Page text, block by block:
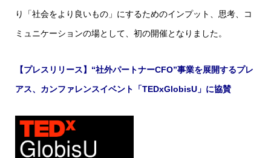
り「社会をより良いもの」にするためのインプット、思考、コ
ミュニケーションの場として、初の開催となりました。
【プレスリリース】“社外パートナーCFO”事業を展開するプレ
アス、カンファレンスイベント「TEDxGlobisU」に協賛